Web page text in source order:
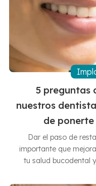
5 preguntas
nuestros
de
Dar el paso de
importante que
tu salud bucodental
surgen dudas